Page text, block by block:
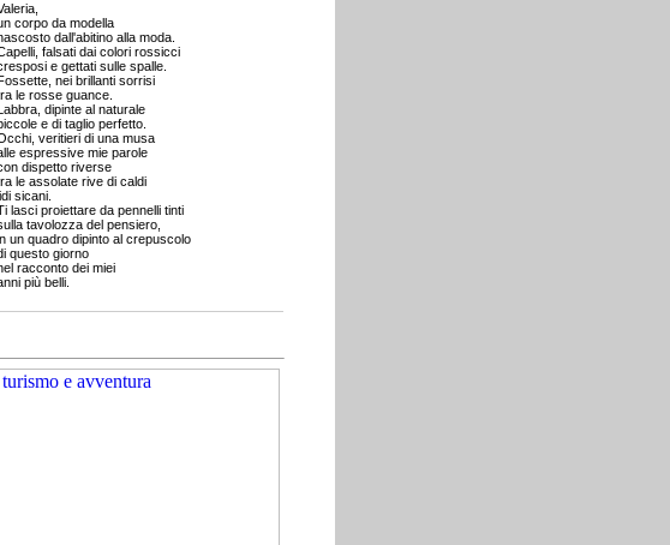
corpo da modella
dall'abitino alla moda.
falsati dai colori rossicci
e gettati sulle spalle.
nei brillanti sorrisi
le rosse guance.
dipinte al naturale
e di taglio perfetto.
veritieri di una musa
espressive mie parole
dispetto riverse
le assolate rive di caldi
sicani.
lasci proiettare da pennelli tinti
tavolozza del pensiero,
un quadro dipinto al crepuscolo
questo giorno
racconto dei miei
più belli.